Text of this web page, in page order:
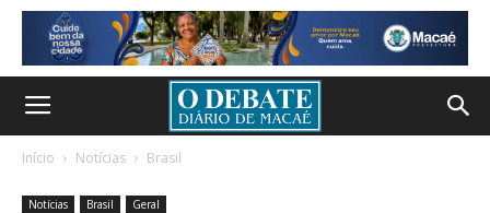
Início Notícias Brasil
Notícias Brasil Geral